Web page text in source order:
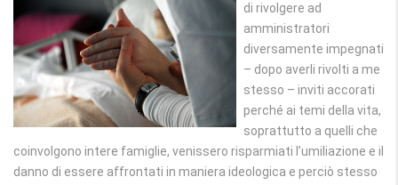
di rivolgere ad
amministratori
diversamente impegnati
– dopo averli rivolti a me
stesso – inviti accorati
perché ai temi della vita,
soprattutto a quelli che
coinvolgono intere famiglie, venissero risparmiati l’umiliazione e il
danno di essere affrontati in maniera ideologica e perciò stesso